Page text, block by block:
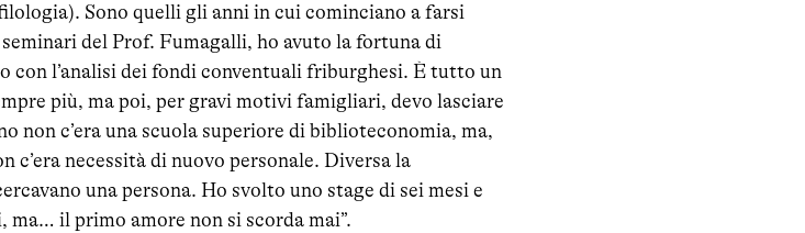
Sono quelli gli anni in cui cominciano a farsi
del Prof. Fumagalli, ho avuto la fortuna di
con l’analisi dei fondi conventuali friburghesi. È tutto un
più, ma poi, per gravi motivi famigliari, devo lasciare
c’era una scuola superiore di biblioteconomia, ma,
necessità di nuovo personale. Diversa la
una persona. Ho svolto uno stage di sei mesi e
ma… il primo amore non si scorda mai”.